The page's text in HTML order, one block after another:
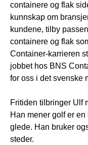
containere og flak
kunnskap om
kundene, tilby
containere og flak
Container-karrieren
jobbet hos BNS
for oss i det svenske
Fritiden tilbringer Ulf
Han mener golf er
glede. Han bruker
steder.